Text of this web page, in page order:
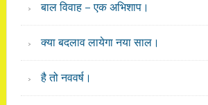
बाल विवाह – एक अभिशाप।
क्या बदलाव लायेगा नया साल।
है तो नववर्ष।